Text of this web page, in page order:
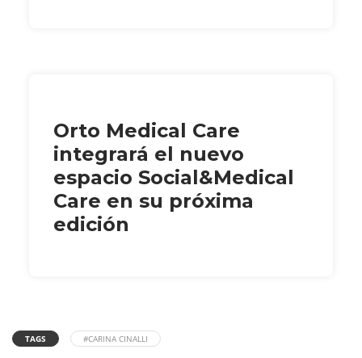
Orto Medical Care
integrará el nuevo
espacio Social&Medical
Care en su próxima
edición
TAGS #CARINA CINALLI